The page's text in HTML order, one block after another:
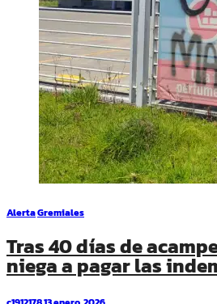
AlertaGremiales
Tras 40 días de
niega a pagar las